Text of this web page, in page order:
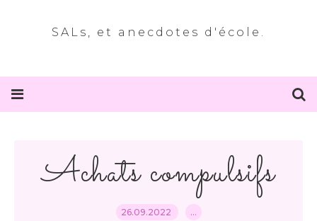
SALs, et anecdotes d'école.
Achats compulsifs
26.09.2022 …